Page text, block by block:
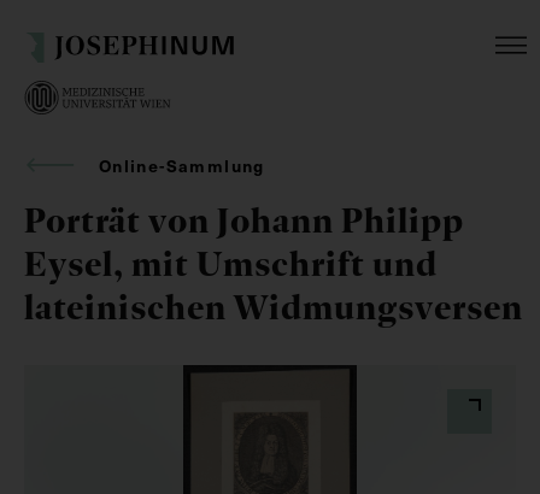
Online-Sammlung
Porträt von Johann Philipp
Eysel, mit Umschrift und
lateinischen Widmungsversen